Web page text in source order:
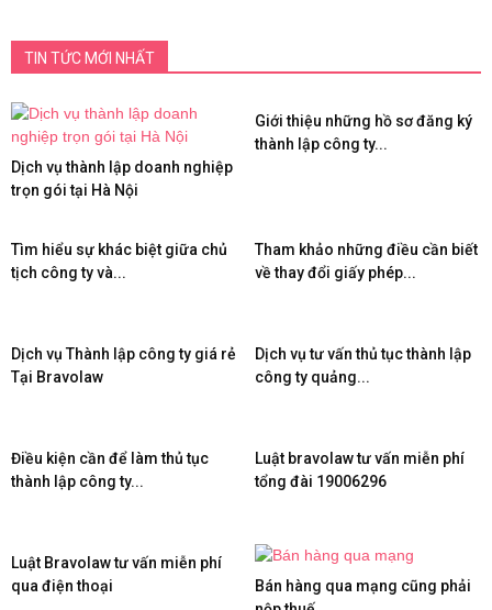
TIN TỨC MỚI NHẤT
Dịch vụ thành lập doanh nghiệp
trọn gói tại Hà Nội
Giới thiệu những hồ sơ đăng ký
thành lập công ty...
Tìm hiểu sự khác biệt giữa chủ
tịch công ty và...
Tham khảo những điều cần biết
về thay đổi giấy phép...
Dịch vụ Thành lập công ty giá rẻ
Tại Bravolaw
Dịch vụ tư vấn thủ tục thành lập
công ty quảng...
Điều kiện cần để làm thủ tục
thành lập công ty...
Luật bravolaw tư vấn miễn phí
tổng đài 19006296
Luật Bravolaw tư vấn miễn phí
qua điện thoại
Bán hàng qua mạng cũng phải